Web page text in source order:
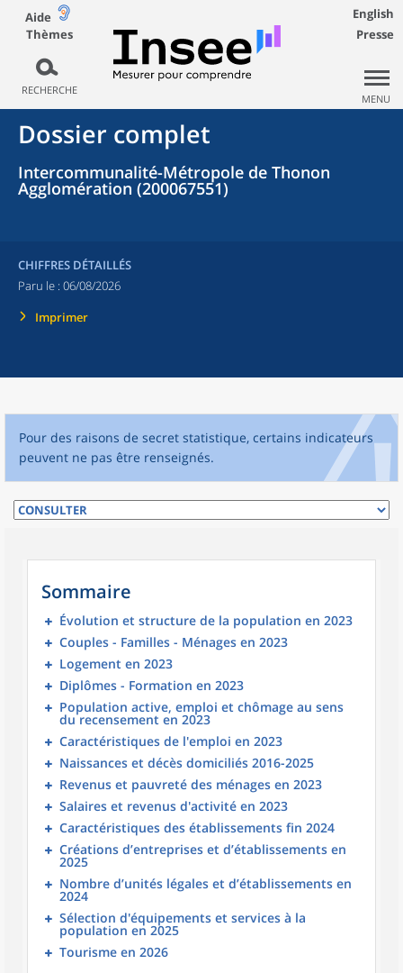
Aide
Thèmes
RECHERCHE
English
Presse
MENU
Dossier complet
Intercommunalité-Métropole de Thonon
Agglomération (200067551)
CHIFFRES DÉTAILLÉS
Paru le : 06/08/2026
Imprimer
Pour des raisons de secret statistique, certains indicateurs
peuvent ne pas être renseignés.
Sommaire
Évolution et structure de la population en 2023
Couples - Familles - Ménages en 2023
Logement en 2023
Diplômes - Formation en 2023
Population active, emploi et chômage au sens
du recensement en 2023
Caractéristiques de l'emploi en 2023
Naissances et décès domiciliés 2016-2025
Revenus et pauvreté des ménages en 2023
Salaires et revenus d'activité en 2023
Caractéristiques des établissements fin 2024
Créations d’entreprises et d’établissements en
2025
Nombre d’unités légales et d’établissements en
2024
Sélection d'équipements et services à la
population en 2025
Tourisme en 2026